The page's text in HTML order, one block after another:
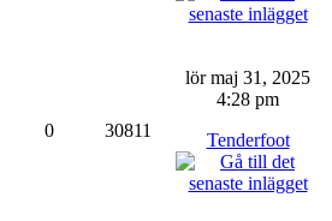
0 30811
lör maj 31, 2025
4:28 pm
Tenderfoot